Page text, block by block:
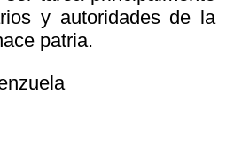
y autoridades de la
patria.